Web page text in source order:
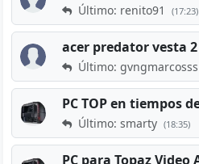
Último: renito91 (17:23)
Último: gvngmarcosss
Último: smarty (18:35)